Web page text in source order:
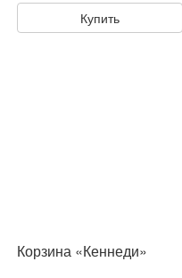
Купить
Корзина «Кеннеди»